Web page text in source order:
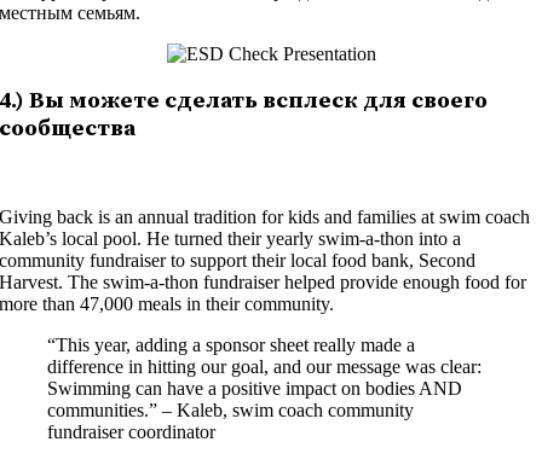
местным семьям.
4.) Вы можете сделать всплеск для своего
сообщества
Giving back is an annual tradition for kids and families at swim coach
Kaleb’s local pool. He turned their yearly swim-a-thon into a
community fundraiser to support their local food bank, Second
Harvest. The swim-a-thon fundraiser helped provide enough food for
more than 47,000 meals in their community.
“This year, adding a sponsor sheet really made a
difference in hitting our goal, and our message was clear:
Swimming can have a positive impact on bodies AND
communities.” – Kaleb, swim coach community
fundraiser coordinator